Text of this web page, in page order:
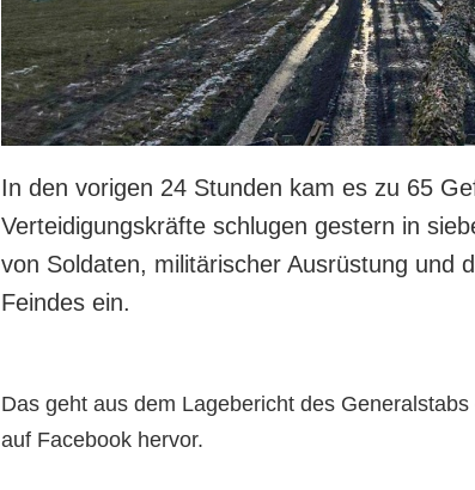
In den vorigen 24 Stunden kam es zu 65
Verteidigungskräfte schlugen gestern in
von Soldaten, militärischer Ausrüstung und
Feindes ein.
Das geht aus dem Lagebericht des
auf Facebook hervor.